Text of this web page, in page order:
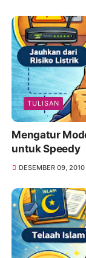
TULISAN
Mengatur
untuk Speedy
DESEMBER 09, 2010